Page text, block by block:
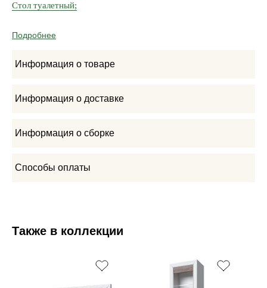
Стол туалетный;
Подробнее
Информация о товаре
Информация о доставке
Информация о сборке
Способы оплаты
Также в коллекции